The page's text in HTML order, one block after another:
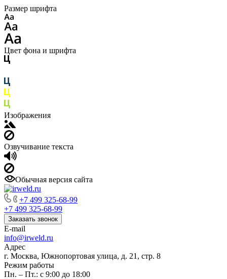
Размер шрифта
Цвет фона и шрифта
Изображения
Озвучивание текста
Обычная версия сайта
+7 499 325-68-99
+7 499 325-68-99
Заказать звонок
E-mail
info@irweld.ru
Адрес
г. Москва, Южнопортовая улица, д. 21, стр. 8
Режим работы
Пн. – Пт.: с 9:00 до 18:00